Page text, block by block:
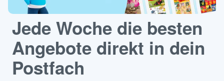
Jede Woche die besten
Angebote direkt in dein
Postfach